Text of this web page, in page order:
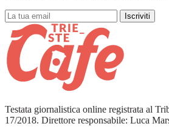
Iscriviti
Testata giornalistica online registrata al
17/2018. Direttore responsabile: Luca